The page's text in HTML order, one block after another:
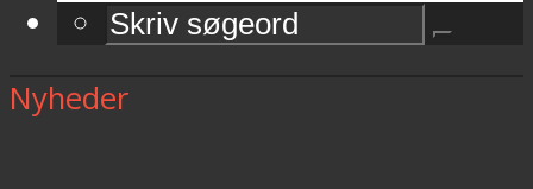
Nyheder